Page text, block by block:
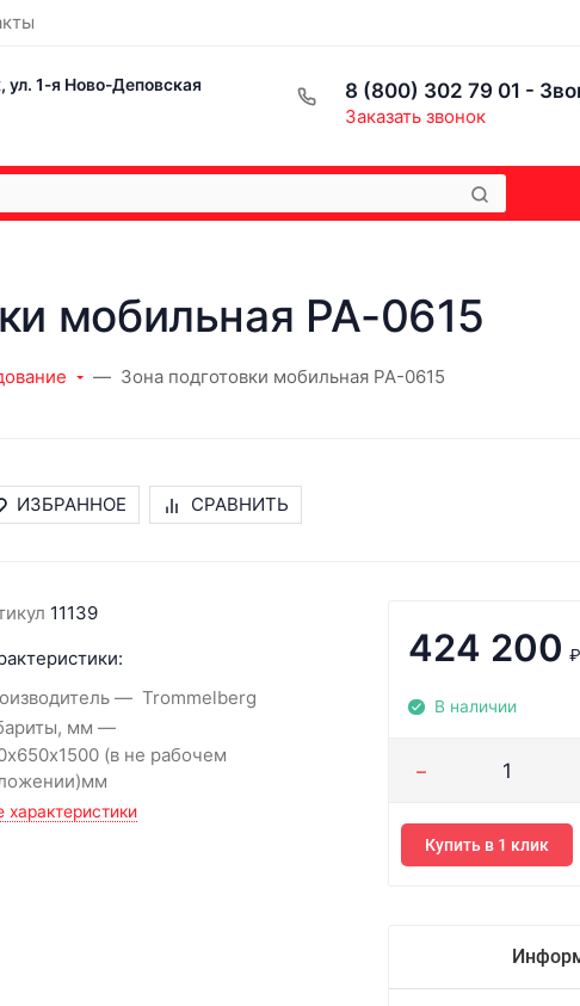
1-я Ново-Деповская
8 (800) 302 79 01 -
Заказать звонок
мобильная PA-0615
Зона подготовки мобильная PA-0615
ИЗБРАННОЕ СРАВНИТЬ
11139
Trommelberg
мм
(в не рабочем
характеристики
424 200 ₽
В наличии
Купить в 1 клик